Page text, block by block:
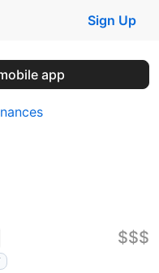
Sign Up
app
$$$